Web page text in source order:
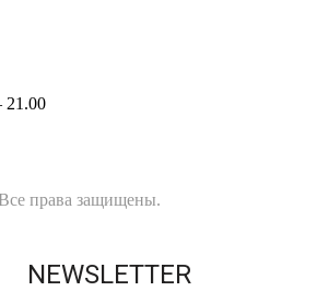
21.00
права защищены.
NEWSLETTER